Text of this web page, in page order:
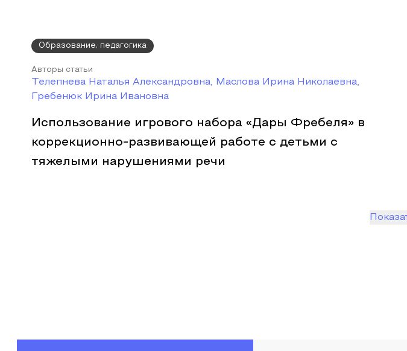
Образование, педагогика
Авторы статьи
Телепнева Наталья Александровна, Маслова Ирина Николаевна,
Гребенюк Ирина Ивановна
Использование игрового набора «Дары Фребеля» в
коррекционно-развивающей работе с детьми с
тяжелыми нарушениями речи